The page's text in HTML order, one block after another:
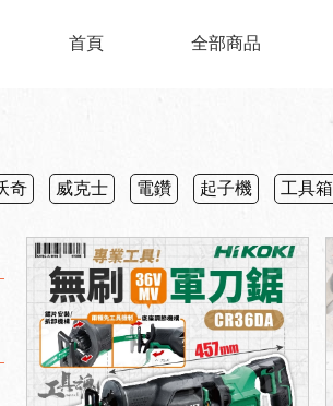
首頁 全部商品
奇 威克士 電鑽 起子機 工具箱